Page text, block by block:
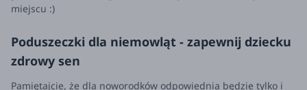
miejscu :)
Poduszeczki dla niemowląt - zapewnij dziecku
zdrowy sen
Pamiętajcie, że dla noworodków odpowiednia będzie tylko i